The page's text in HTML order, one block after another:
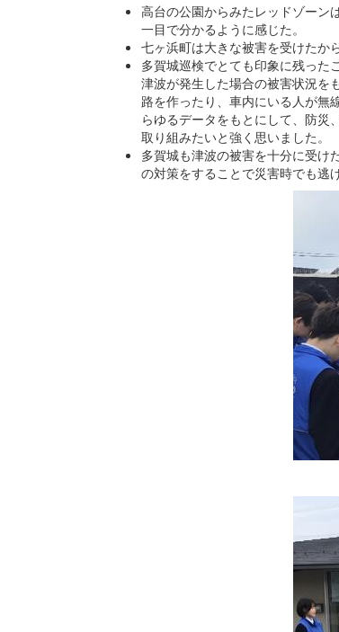
高台の公園からみたレッドゾーン
一目で分かるように感じた。
七ヶ浜町は大きな被害を受けたか
多賀城巡検でとても印象に残った
津波が発生した場合の被害状況を
路を作ったり、車内にいる人が無
らゆるデータをもとにして、防災
取り組みたいと強く思いました。
多賀城も津波の被害を十分に受け
の対策をすることで災害時でも逃